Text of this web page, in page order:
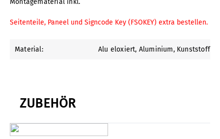
Montagematerial inkl.
Seitenteile, Paneel und Signcode Key (FSOKEY) extra bestellen.
Material: Alu eloxiert, Aluminium, Kunststoff
ZUBEHÖR